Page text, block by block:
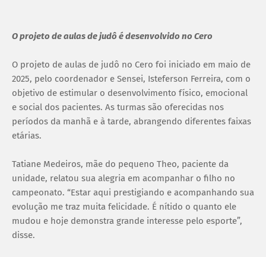
O projeto de aulas de judô é desenvolvido no Cero
O projeto de aulas de judô no Cero foi iniciado em maio de
2025, pelo coordenador e Sensei, Isteferson Ferreira, com o
objetivo de estimular o desenvolvimento físico, emocional
e social dos pacientes. As turmas são oferecidas nos
períodos da manhã e à tarde, abrangendo diferentes faixas
etárias.
Tatiane Medeiros, mãe do pequeno Theo, paciente da
unidade, relatou sua alegria em acompanhar o filho no
campeonato. “Estar aqui prestigiando e acompanhando sua
evolução me traz muita felicidade. É nítido o quanto ele
mudou e hoje demonstra grande interesse pelo esporte”,
disse.